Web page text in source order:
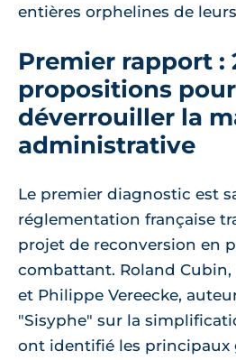
entières orphelines de
Premier rapport :
propositions pour
déverrouiller la
administrative
Le premier diagnostic est
réglementation française
projet de reconversion en
combattant. Roland
et Philippe Vereecke,
"Sisyphe" sur la
ont identifié les principaux